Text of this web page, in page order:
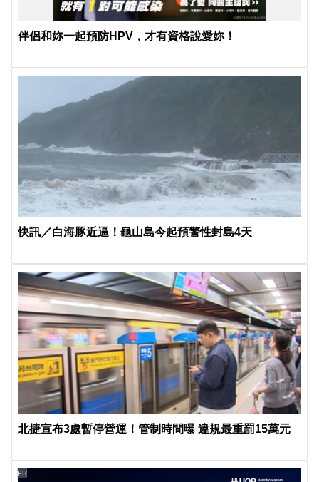
伴侶和妳一起預防HPV，才有資格說愛妳！
快訊／白海豚近逼！龜山島今起預警性封島4天
北捷宣布3處暫停營運！管制時間曝 違規最重罰15萬元
PR